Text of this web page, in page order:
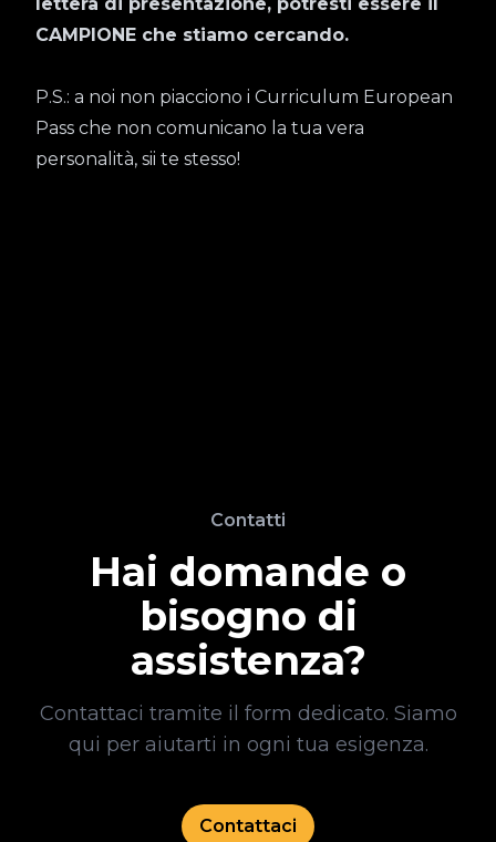
CAMPIONE che stiamo cercando.
P.S.: a noi non piacciono i Curriculum European
Pass che non comunicano la tua vera
personalità, sii te stesso!
Contatti
Hai domande o
bisogno di
assistenza?
Contattaci tramite il form dedicato. Siamo
qui per aiutarti in ogni tua esigenza.
Contattaci